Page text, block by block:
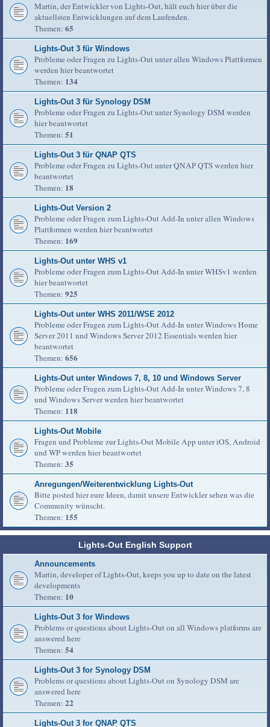
Martin, der Entwickler von Lights-Out, hält euch hier über die
aktuellsten Entwicklungen auf dem Laufenden.
Themen: 65
Lights-Out 3 für Windows
Probleme oder Fragen zu Lights-Out unter allen Windows Plattformen
werden hier beantwortet
Themen: 134
Lights-Out 3 für Synology DSM
Probleme oder Fragen zu Lights-Out unter Synology DSM werden
hier beantwortet
Themen: 51
Lights-Out 3 für QNAP QTS
Probleme oder Fragen zu Lights-Out unter QNAP QTS werden hier
beantwortet
Themen: 18
Lights-Out Version 2
Probleme oder Fragen zum Lights-Out Add-In unter allen Windows
Plattformen werden hier beantwortet
Themen: 169
Lights-Out unter WHS v1
Probleme oder Fragen zum Lights-Out Add-In unter WHSv1 werden
hier beantwortet
Themen: 925
Lights-Out unter WHS 2011/WSE 2012
Probleme oder Fragen zum Lights-Out Add-In unter Windows Home
Server 2011 und Windows Server 2012 Essentials werden hier
beantwortet
Themen: 656
Lights-Out unter Windows 7, 8, 10 und Windows Server
Probleme oder Fragen zum Lights-Out Add-In unter Windows 7, 8
und Windows Server werden hier beantwortet
Themen: 118
Lights-Out Mobile
Fragen und Probleme zur Lights-Out Mobile App unter iOS, Android
und WP werden hier beantwortet
Themen: 35
Anregungen/Weiterentwicklung Lights-Out
Bitte posted hier eure Ideen, damit unsere Entwickler sehen was die
Community wünscht.
Themen: 155
Lights-Out English Support
Announcements
Martin, developer of Lights-Out, keeps you up to date on the latest
developments
Themen: 10
Lights-Out 3 for Windows
Problems or questions about Lights-Out on all Windows platforms are
answered here
Themen: 54
Lights-Out 3 for Synology DSM
Problems or questions about Lights-Out on Synology DSM are
answered here
Themen: 22
Lights-Out 3 for QNAP QTS